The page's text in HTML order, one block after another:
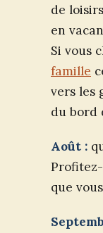
de
en
Si vous
famille
vers les
du bord
Août :
que